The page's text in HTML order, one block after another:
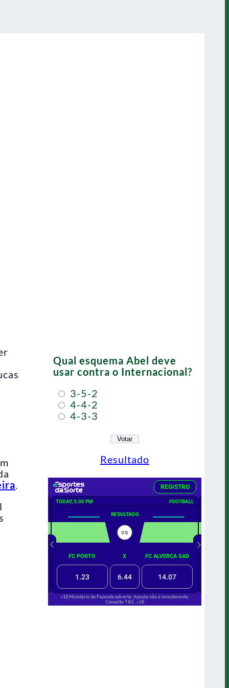
.
Qual esquema Abel deve
usar contra o Internacional?
3-5-2
4-4-2
4-3-3
Resultado